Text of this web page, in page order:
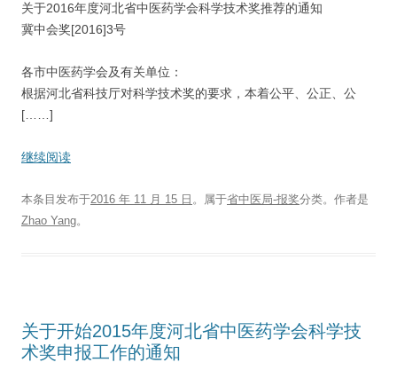
关于2016年度河北省中医药学会科学技术奖推荐的通知
冀中会奖[2016]3号
各市中医药学会及有关单位：
根据河北省科技厅对科学技术奖的要求，本着公平、公正、公
[……]
继续阅读
本条目发布于2016 年 11 月 15 日 。属于省中医局-报奖分类。 作者是
Zhao Yang。
关于开始2015年度河北省中医药学会科学技
术奖申报工作的通知